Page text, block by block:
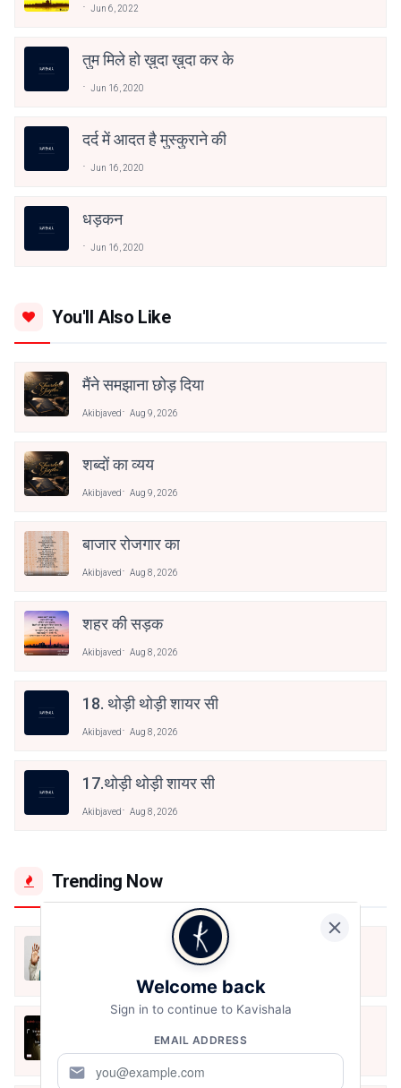
Jun 6, 2022
तुम मिले हो ख़ुदा ख़ुदा कर के
Jun 16, 2020
दर्द में आदत है मुस्कुराने की
Jun 16, 2020
धड़कन
Jun 16, 2020
You'll Also Like
मैंने समझाना छोड़ दिया
Akibjaved Aug 9, 2026
शब्दों का व्यय
Akibjaved Aug 9, 2026
बाजार रोजगार का
Akibjaved Aug 8, 2026
शहर की सड़क
Akibjaved Aug 8, 2026
18. थोड़ी थोड़ी शायर सी
Akibjaved Aug 8, 2026
17.थोड़ी थोड़ी शायर सी
Akibjaved Aug 8, 2026
Trending Now
मैं शून्य पे सवार हूँ
Stay Safe | TVF's Aspirants
May 8, 2021
Welcome back
Sign in to continue to Kavishala
EMAIL ADDRESS
mail